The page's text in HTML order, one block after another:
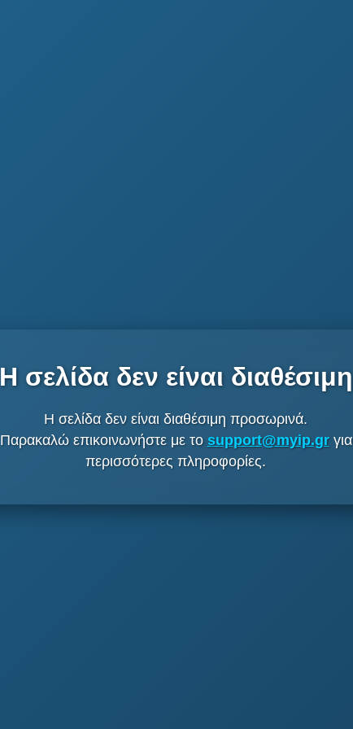
Η σελίδα δεν είναι διαθέσιμη
Η σελίδα δεν είναι διαθέσιμη προσωρινά.
Παρακαλώ επικοινωνήστε με το support@myip.grγια
περισσότερες πληροφορίες.